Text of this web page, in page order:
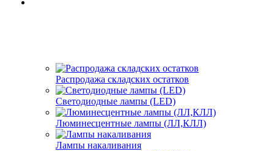
Распродажа складских остатков
Светодиодные лампы (LED)
Люминесцентные лампы (ЛЛ,КЛЛ)
Лампы накаливания